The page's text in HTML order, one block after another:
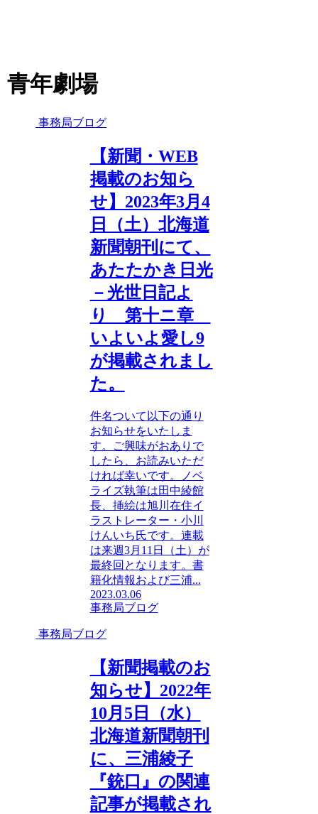
青年劇場
事務局ブログ
【新聞・WEB
掲載のお知ら
せ】2023年3月4
日（土）北海道
新聞朝刊にて、
あたたかき日光
－光世日記よ
り 第十ニ章
いよいよ愛し9
が掲載されまし
た。
件名ついて以下の通り
お知らせをいたしま
す。ご興味がおありで
したら、お読みいただ
ければ幸いです。ノベ
ライズ執筆は田中綾館
長、挿絵は旭川在住イ
ラストレーター・小川
けんいち氏です。連載
は来週3月11日（土）が
最終回となります。書
籍化情報および三浦...
2023.03.06
事務局ブログ
事務局ブログ
【新聞掲載のお
知らせ】2022年
10月5日（水）
北海道新聞朝刊
に、三浦綾子
『銃口』の関連
記事が掲載され